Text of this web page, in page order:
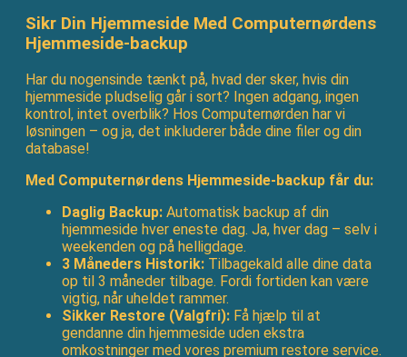
Sikr Din Hjemmeside Med Computernørdens
Hjemmeside-backup
Har du nogensinde tænkt på, hvad der sker, hvis din
hjemmeside pludselig går i sort? Ingen adgang, ingen
kontrol, intet overblik? Hos Computernørden har vi
løsningen – og ja, det inkluderer både dine filer og din
database!
Med Computernørdens Hjemmeside-backup får du:
Daglig Backup: Automatisk backup af din
hjemmeside hver eneste dag. Ja, hver dag – selv i
weekenden og på helligdage.
3 Måneders Historik: Tilbagekald alle dine data
op til 3 måneder tilbage. Fordi fortiden kan være
vigtig, når uheldet rammer.
Sikker Restore (Valgfri): Få hjælp til at
gendanne din hjemmeside uden ekstra
omkostninger med vores premium restore service.